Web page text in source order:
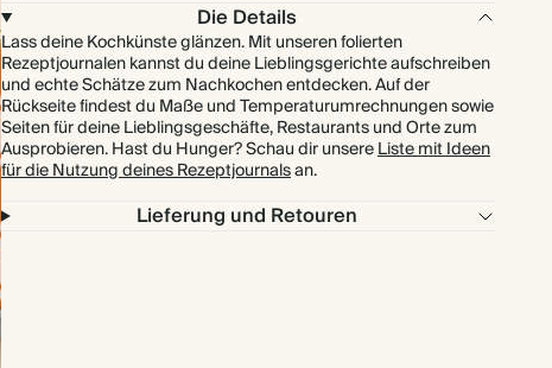
Die Details
Lass deine Kochkünste glänzen. Mit unseren folierten
Rezeptjournalen kannst du deine Lieblingsgerichte aufschreiben
und echte Schätze zum Nachkochen entdecken. Auf der
Rückseite findest du Maße und Temperaturumrechnungen sowie
Seiten für deine Lieblingsgeschäfte, Restaurants und Orte zum
Ausprobieren. Hast du Hunger? Schau dir unsereListe mit Ideen
für die Nutzung deines Rezeptjournalsan.
Lieferung und Retouren